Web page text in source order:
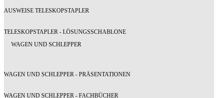
AUSWEISE TELESKOPSTAPLER
TELESKOPSTAPLER - LÖSUNGSSCHABLONE
WAGEN UND SCHLEPPER
WAGEN UND SCHLEPPER - PRÄSENTATIONEN
WAGEN UND SCHLEPPER - FACHBÜCHER